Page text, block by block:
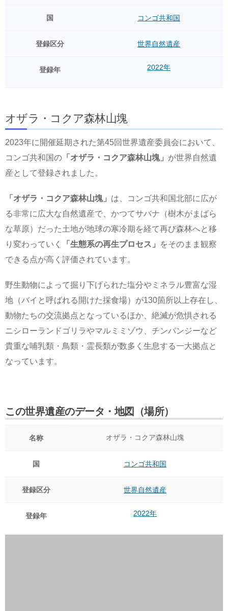
国 コンゴ共和国
登録区分 世界自然遺産
登録年 2022年
オザラ・コクア森林山塊
2023年に開催延期された第45回世界遺産委員会において、
コンゴ共和国の 「オザラ・コクア森林山塊」 が世界自然遺
産として登録されました。
「オザラ・コクア森林山塊」 は、コンゴ共和国北部に広が
る非常に広大な自然遺産で、かつてサバナ（樹木がまばら
な草原）だった土地が地球の寒冷期を経て再び森林へと移
り変わっていく
「生態系の再生プロセス」
をそのまま観察
できる点が高く評価されています。
野生動物によって掘り下げられた塩分やミネラル豊富な湿
地（バイと呼ばれる開けた採食場）が130箇所以上存在し、
動物たちの交流拠点となっているほか、絶滅が危惧される
ニシローランドゴリラやマルミミゾウ、チンパンジーなど
貴重な哺乳類・鳥類・霊長類が数多く生息する一大拠点と
なっています。
この世界遺産のデータ・地図（場所）
名称 オザラ・コクア森林山塊
国 コンゴ共和国
登録区分 世界自然遺産
登録年 2022年